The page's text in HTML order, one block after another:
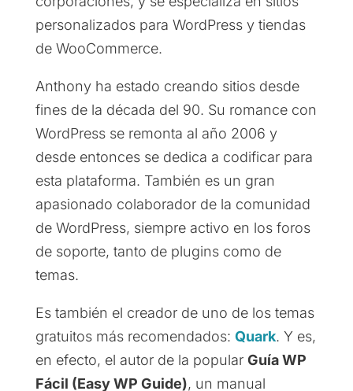
personalizados para WordPress y tiendas
de WooCommerce.
Anthony ha estado creando sitios desde
fines de la década del 90. Su romance con
WordPress se remonta al año 2006 y
desde entonces se dedica a codificar para
esta plataforma. También es un gran
apasionado colaborador de la comunidad
de WordPress, siempre activo en los foros
de soporte, tanto de plugins como de
temas.
Es también el creador de uno de los temas
gratuitos más recomendados: Quark. Y es,
en efecto, el autor de la popular Guía WP
Fácil (Easy WP Guide), un manual